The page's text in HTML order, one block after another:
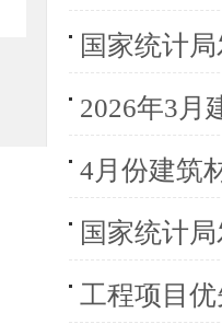
国家统计
2026年3月
4月份建筑
国家统计
工程项目